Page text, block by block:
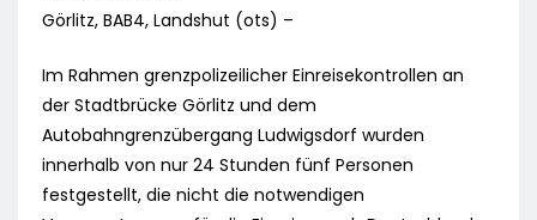
Görlitz, BAB4, Landshut (ots) –
Im Rahmen grenzpolizeilicher Einreisekontrollen an
der Stadtbrücke Görlitz und dem
Autobahngrenzübergang Ludwigsdorf wurden
innerhalb von nur 24 Stunden fünf Personen
festgestellt, die nicht die notwendigen